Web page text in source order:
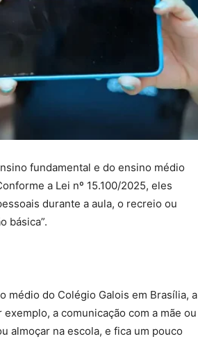
fundamental e do ensino médio
a Lei nº 15.100/2025, eles
durante a aula, o recreio ou
básica”.
médio do Colégio Galois em Brasília, a
a comunicação com a mãe ou
almoçar na escola, e fica um pouco